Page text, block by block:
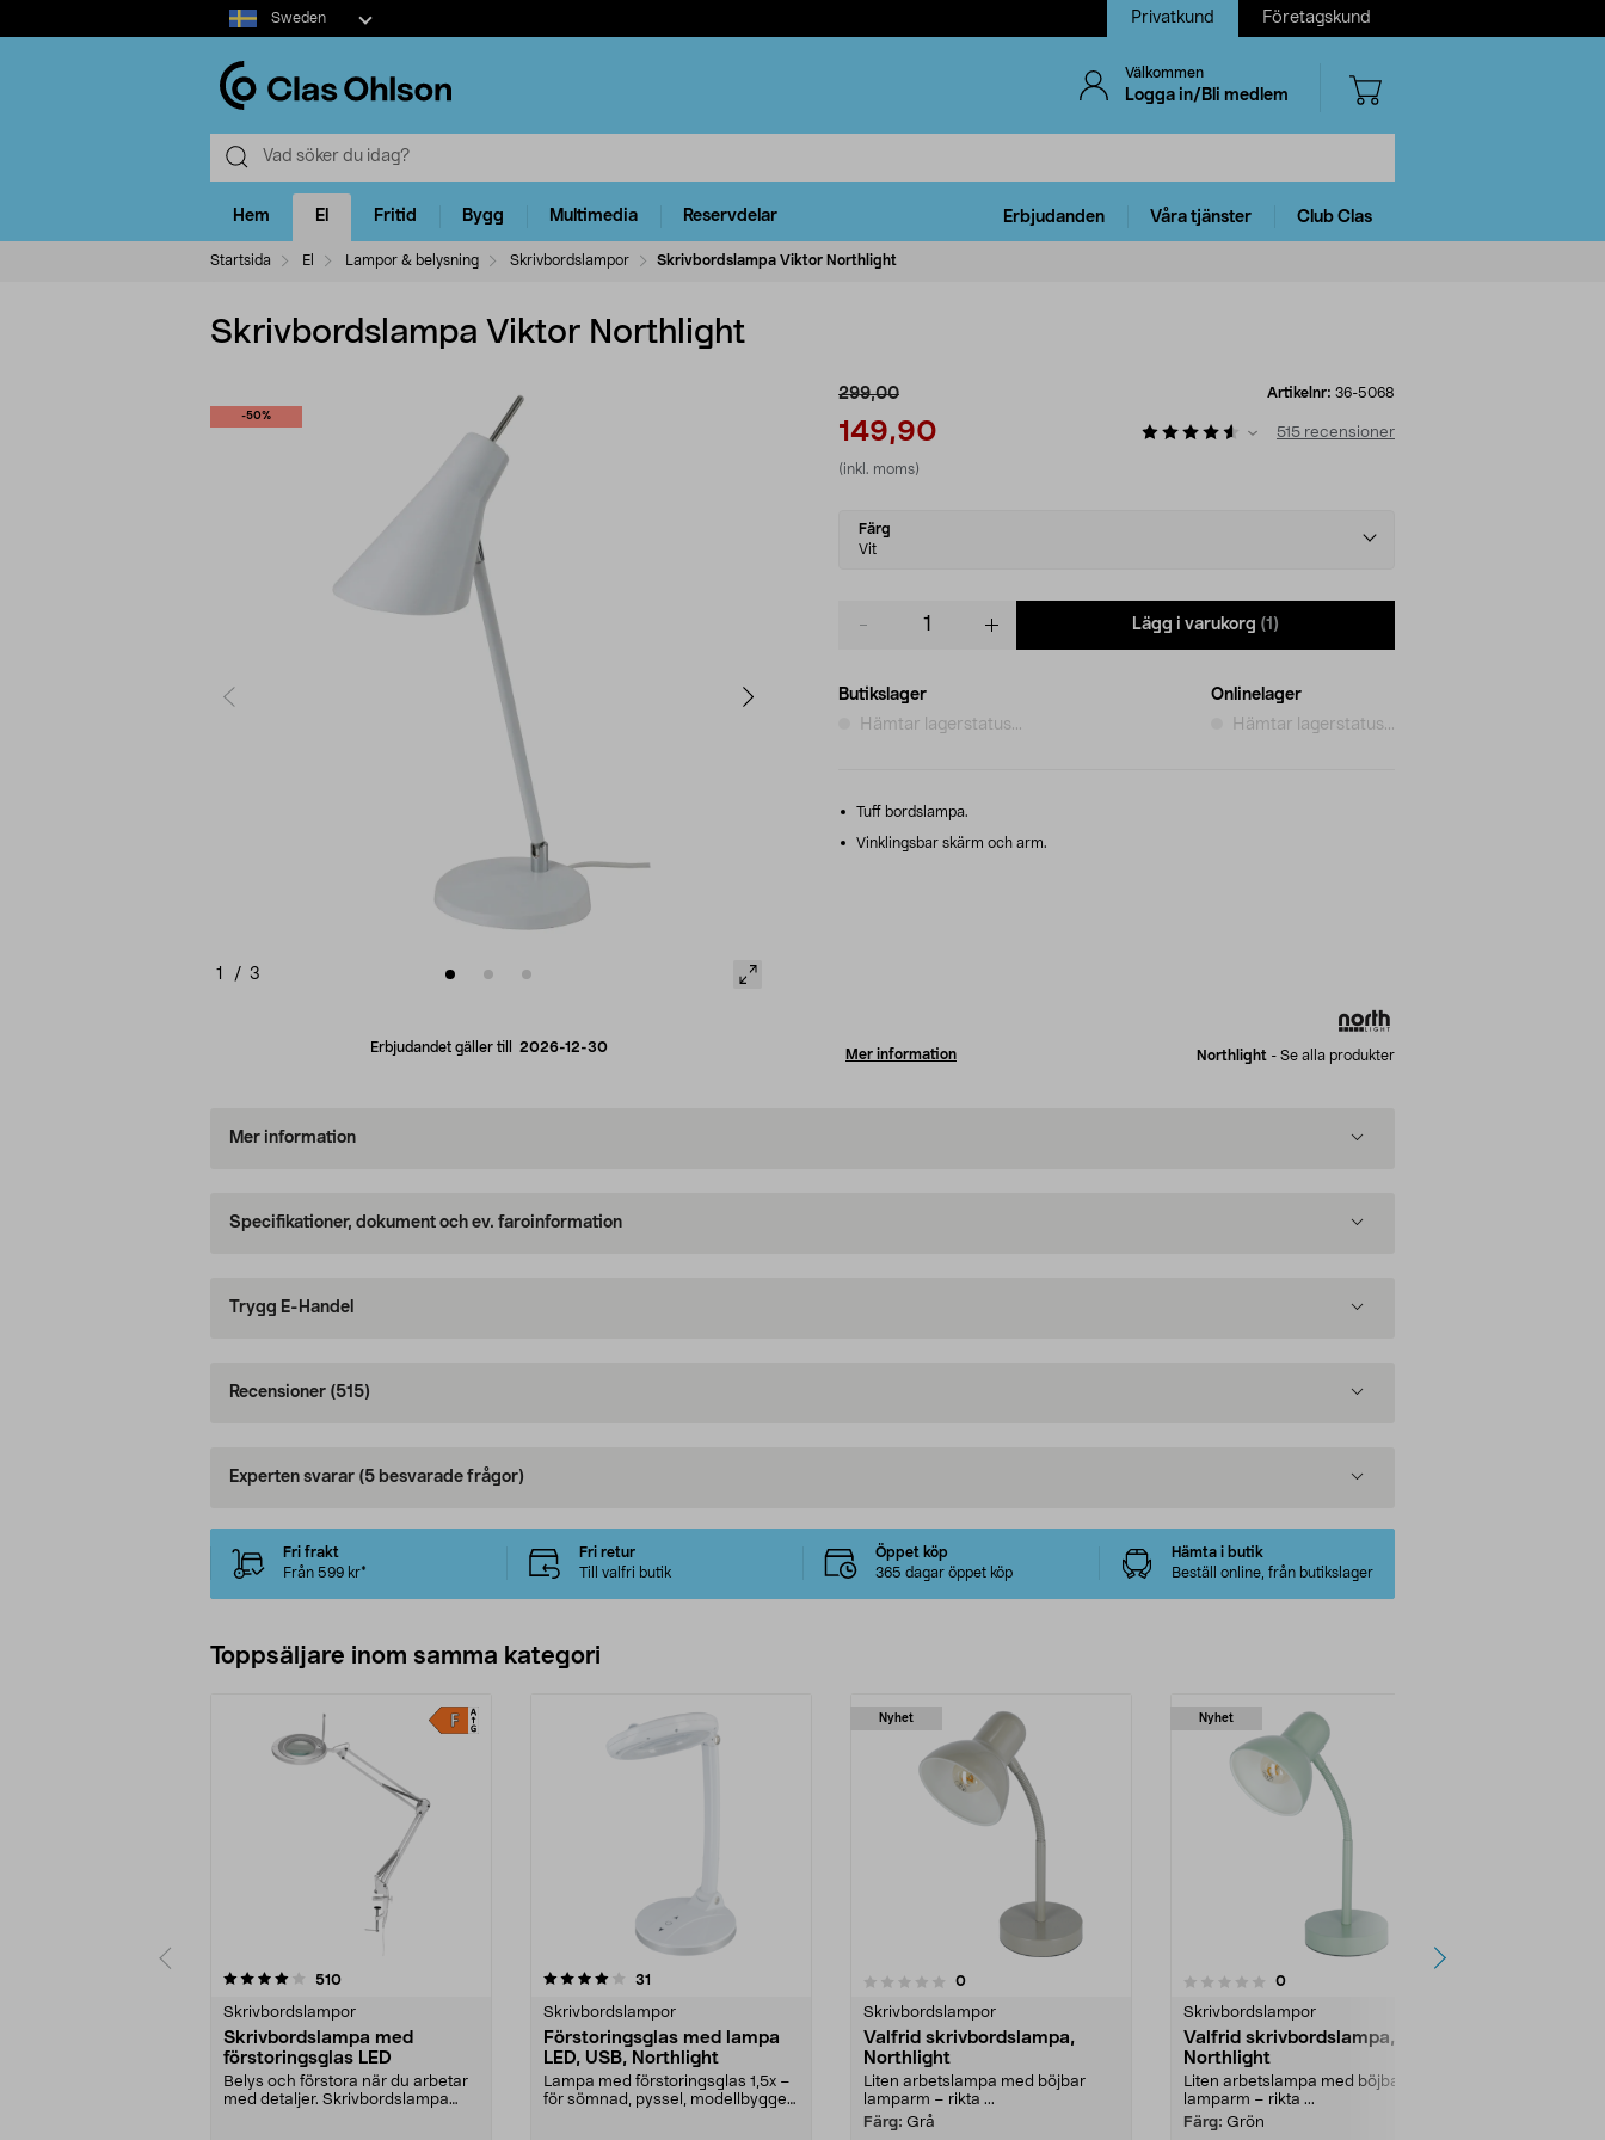
Select
market
Sweden Privatkund Företagskund
Välkommen
Logga in/Bli medlem
Hem El Fritid Bygg Multimedia Reservdelar Erbjudanden Våra tjänster Club Clas
Startsida El Lampor & belysning Skrivbordslampor Skrivbordslampa Viktor Northlight
Skrivbordslampa Viktor Northlight
-50%
1 / 3
Erbjudandet gäller till 2026-12-30
299,00
149,90
(inkl. moms)
Artikelnr: 36-5068
515 recensioner
Select
variant
Färg
Vit
Lägg i varukorg (1)
Butikslager
Hämtar lagerstatus...
Onlinelager
Hämtar lagerstatus...
Tuff bordslampa.
Vinklingsbar skärm och arm.
Mer information Northlight - Se alla produkter
Mer information
Specifikationer, dokument och ev. faroinformation
Trygg E-Handel
Recensioner (515)
Experten svarar (5 besvarade frågor)
Fri frakt
Från 599 kr*
Fri retur
Till valfri butik
Öppet köp
365 dagar öppet köp
Hämta i butik
Beställ online, från butikslager
Toppsäljare inom samma kategori
510recensioner
Skrivbordslampor
Skrivbordslampa med
förstoringsglas LED
Belys och förstora när du arbetar
med detaljer. Skrivbordslampa
4.0 av 5 stjärnor 31
Skrivbordslampor
Förstoringsglas med lampa
LED, USB, Northlight
Lampa med förstoringsglas 1,5x –
för sömnad, pyssel, modellbygge
Nyhet
0.0 av 5 stjärnor 0recensioner
Skrivbordslampor
Valfrid skrivbordslampa,
Northlight
Liten arbetslampa med böjbar
lamparm – rikta ...
Färg: Grå
Nyhet
0.0 av 5 stjärnor 0recensioner
Skrivbordslampor
Valfrid skrivbordslampa,
Northlight
Liten arbetslampa med böjbar
lamparm – rikta ...
Färg: Grön
4.5 av 5 stjärnor